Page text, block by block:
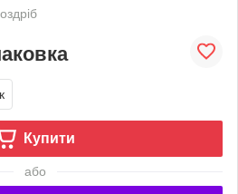
Купити
або